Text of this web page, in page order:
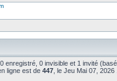
enregistré, 0 invisible et 1 invité
ligne est de 447 , le Jeu Mai 07, 2026